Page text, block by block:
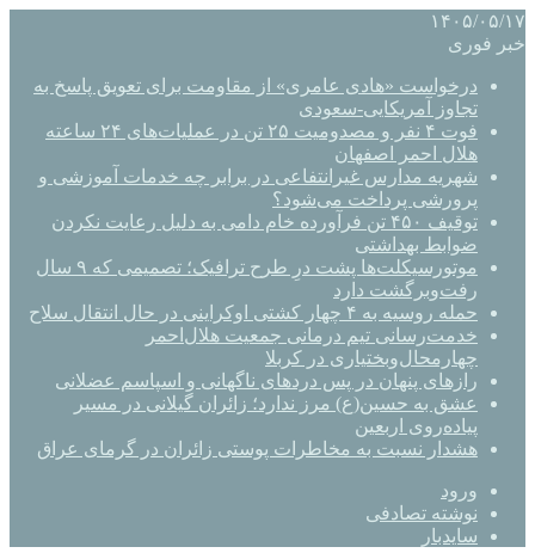
۱۴۰۵/۰۵/۱۷
خبر فوری
درخواست «هادی عامری» از مقاومت برای تعویق پاسخ به
تجاوز آمریکایی-سعودی
فوت ۴ نفر و مصدومیت ۲۵ تن در عملیات‌های ۲۴ ساعته
هلال احمر اصفهان
شهریه مدارس غیرانتفاعی در برابر چه خدمات آموزشی و
پرورشی پرداخت می‌شود؟
توقیف ۴۵۰ تن فرآورده خام دامی به دلیل رعایت نکردن
ضوابط بهداشتی
موتورسیکلت‌ها پشت درِ طرح ترافیک؛ تصمیمی که ۹ سال
رفت‌وبرگشت دارد
حمله روسیه به ۴ چهار کشتی اوکراینی در حال انتقال سلاح
خدمت‌رسانی تیم درمانی جمعیت هلال‌احمر
چهارمحال‌وبختیاری در کربلا
رازهای پنهان در پس دردهای ناگهانی و اسپاسم عضلانی
عشق به حسین(ع) مرز ندارد؛ زائران گیلانی در مسیر
پیاده‌روی اربعین
هشدار نسبت به مخاطرات پوستی زائران در گرمای عراق
ورود
نوشته تصادفی
سایدبار